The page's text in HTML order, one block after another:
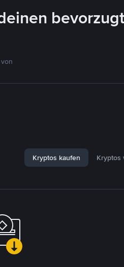
Kryptos kaufen Kryptos